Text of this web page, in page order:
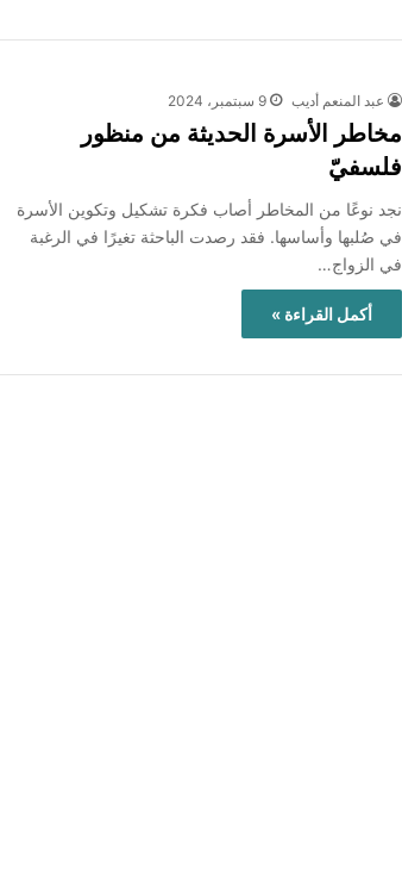
عبد المنعم أديب 9 سبتمبر، 2024
مخاطر الأسرة الحديثة من منظور
فلسفيّ
نجد نوعًا من المخاطر أصاب فكرة تشكيل وتكوين الأسرة
في صُلبها وأساسها. فقد رصدت الباحثة تغيرًا في الرغبة
في الزواج…
أكمل القراءة »